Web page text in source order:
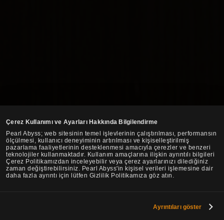
Çerez Kullanımı ve Ayarları Hakkında Bilgilendirme
Pearl Abyss; web sitesinin temel işlevlerinin çalıştırılması, performansın
ölçülmesi, kullanıcı deneyiminin artırılması ve kişiselleştirilmiş
pazarlama faaliyetlerinin desteklenmesi amacıyla çerezler ve benzeri
teknolojiler kullanmaktadır. Kullanım amaçlarına ilişkin ayrıntılı bilgileri
Çerez Politikamızdan inceleyebilir veya çerez ayarlarınızı dilediğiniz
zaman değiştirebilirsiniz. Pearl Abyss'in kişisel verileri işlemesine dair
daha fazla ayrıntı için lütfen Gizlilik Politikamıza göz atın.
Ayrıntıları göster